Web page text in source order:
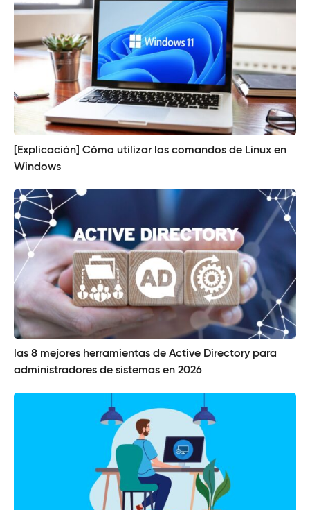
[Explicación] Cómo utilizar los comandos de Linux en
Windows
las 8 mejores herramientas de Active Directory para
administradores de sistemas en 2026